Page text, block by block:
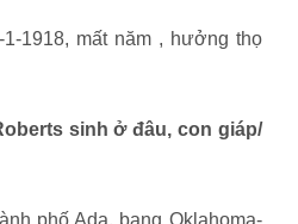
1918, mất năm , hưởng thọ
sinh ở đâu, con giáp/
phố Ada, bang Oklahoma-